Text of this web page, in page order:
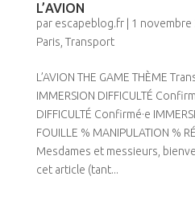
L’AVION
par escapeblog.fr| 1 novembre
Paris Transport
L’AVION THE GAME THÈME
IMMERSION DIFFICULTÉ
DIFFICULTÉ Confirmé·e
FOUILLE % MANIPULATION %
Mesdames et messieurs,
cet article (tant...